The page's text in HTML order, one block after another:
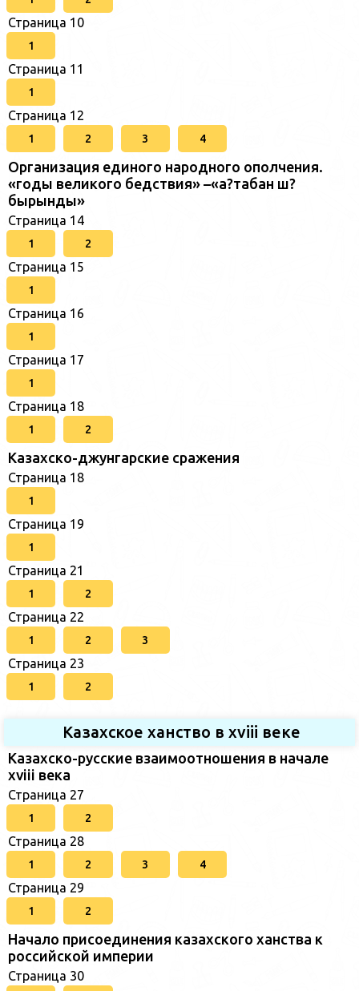
Страница 10
1
Страница 11
1
Страница 12
1 2 3 4
Организация единого народного ополчения.
«годы великого бедствия» –«а?табан ш?
бырынды»
Страница 14
1 2
Страница 15
1
Страница 16
1
Страница 17
1
Страница 18
1 2
Казахско-джунгарские сражения
Страница 18
1
Страница 19
1
Страница 21
1 2
Страница 22
1 2 3
Страница 23
1 2
Казахское ханство в хviii веке
Казахско-русские взаимоотношения в начале
xviii века
Страница 27
1 2
Страница 28
1 2 3 4
Страница 29
1 2
Начало присоединения казахского ханства к
российской империи
Страница 30